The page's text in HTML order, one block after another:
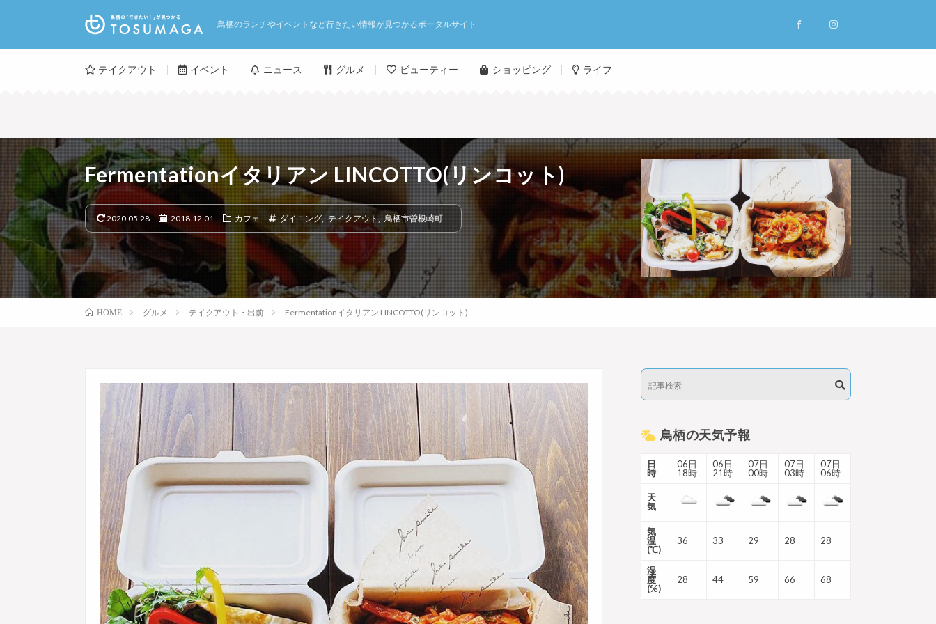
鳥栖のランチやイベントなど行きたい情報が見つかるポータルサイト
テイクアウト イベント ニュース グルメ ビューティー ショッピング ライフ
Fermentationイタリアン LINCOTTO(リンコット)
2020.05.28 2018.12.01 カフェ ダイニング, テイクアウト, 鳥栖市曽根崎町
HOME グルメ テイクアウト・出前 Fermentationイタリアン LINCOTTO(リンコット)
鳥栖の天気予報
日
時
06日
18時
06日
21時
07日
00時
07日
03時
07日
06時
天
気
気
温
(℃)
36 33 29 28 28
湿
度
(%)
28 44 59 66 68